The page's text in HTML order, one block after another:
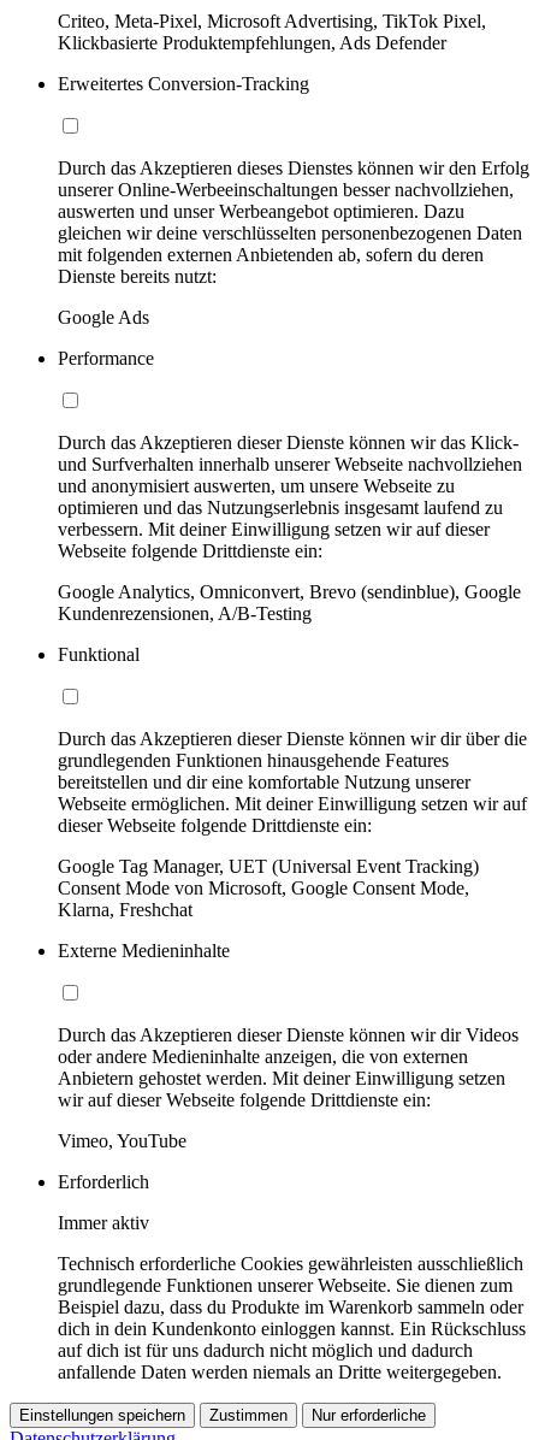
Criteo, Meta-Pixel, Microsoft Advertising, TikTok Pixel,
Klickbasierte Produktempfehlungen, Ads Defender
Erweitertes Conversion-Tracking
Durch das Akzeptieren dieses Dienstes können wir den Erfolg
unserer Online-Werbeeinschaltungen besser nachvollziehen,
auswerten und unser Werbeangebot optimieren. Dazu
gleichen wir deine verschlüsselten personenbezogenen Daten
mit folgenden externen Anbietenden ab, sofern du deren
Dienste bereits nutzt:
Google Ads
Performance
Durch das Akzeptieren dieser Dienste können wir das Klick-
und Surfverhalten innerhalb unserer Webseite nachvollziehen
und anonymisiert auswerten, um unsere Webseite zu
optimieren und das Nutzungserlebnis insgesamt laufend zu
verbessern. Mit deiner Einwilligung setzen wir auf dieser
Webseite folgende Drittdienste ein:
Google Analytics, Omniconvert, Brevo (sendinblue), Google
Kundenrezensionen, A/B-Testing
Funktional
Durch das Akzeptieren dieser Dienste können wir dir über die
grundlegenden Funktionen hinausgehende Features
bereitstellen und dir eine komfortable Nutzung unserer
Webseite ermöglichen. Mit deiner Einwilligung setzen wir auf
dieser Webseite folgende Drittdienste ein:
Google Tag Manager, UET (Universal Event Tracking)
Consent Mode von Microsoft, Google Consent Mode,
Klarna, Freshchat
Externe Medieninhalte
Durch das Akzeptieren dieser Dienste können wir dir Videos
oder andere Medieninhalte anzeigen, die von externen
Anbietern gehostet werden. Mit deiner Einwilligung setzen
wir auf dieser Webseite folgende Drittdienste ein:
Vimeo, YouTube
Erforderlich
Immer aktiv
Technisch erforderliche Cookies gewährleisten ausschließlich
grundlegende Funktionen unserer Webseite. Sie dienen zum
Beispiel dazu, dass du Produkte im Warenkorb sammeln oder
dich in dein Kundenkonto einloggen kannst. Ein Rückschluss
auf dich ist für uns dadurch nicht möglich und dadurch
anfallende Daten werden niemals an Dritte weitergegeben.
Einstellungen speichern Zustimmen Nur erforderliche